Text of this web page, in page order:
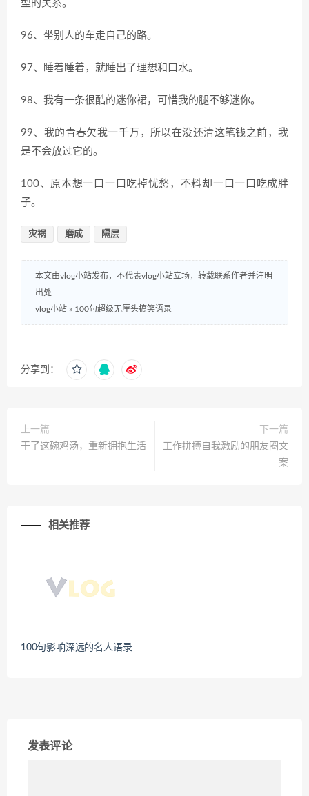
型的关系。
96、坐别人的车走自己的路。
97、睡着睡着，就睡出了理想和口水。
98、我有一条很酷的迷你裙，可惜我的腿不够迷你。
99、我的青春欠我一千万，所以在没还清这笔钱之前，我
是不会放过它的。
100、原本想一口一口吃掉忧愁，不料却一口一口吃成胖
子。
灾祸 磨成 隔层
本文由vlog小站发布，不代表vlog小站立场，转载联系作者并注明
出处
vlog小站 » 100句超级无厘头搞笑语录
分享到：
上一篇
干了这碗鸡汤，重新拥抱生活
下一篇
工作拼搏自我激励的朋友圈文
案
相关推荐
100句影响深远的名人语录
发表评论